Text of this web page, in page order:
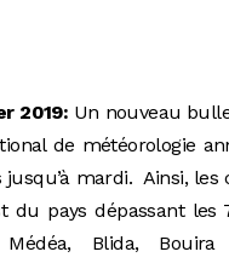
2019: Un nouveau
de météorologie
jusqu’à mardi. Ainsi,
du pays dépassant
Blida,